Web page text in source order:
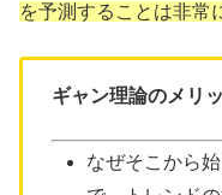
を予測することは非常
ギャン理論のメリ
なぜそこから